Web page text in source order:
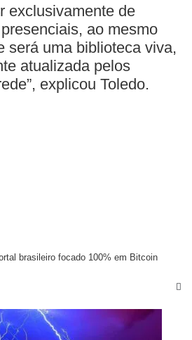
exclusivamente de
ao mesmo
será uma biblioteca viva,
atualizada pelos
explicou Toledo.
brasileiro focado 100% em Bitcoin